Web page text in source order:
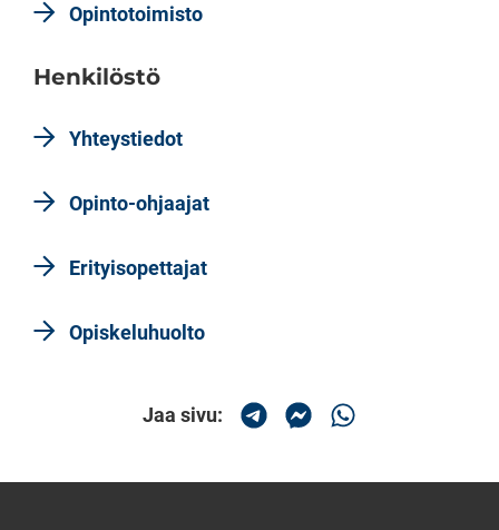
Opintotoimisto
Henkilöstö
Yhteystiedot
Opinto-ohjaajat
Erityisopettajat
Opiskeluhuolto
Jaa sivu:
Jaa Telegramissa
Jaa Messengerissä
Jaa Whatsapissa